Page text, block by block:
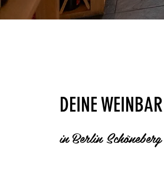
DEINE
in Berlin Schöneberg